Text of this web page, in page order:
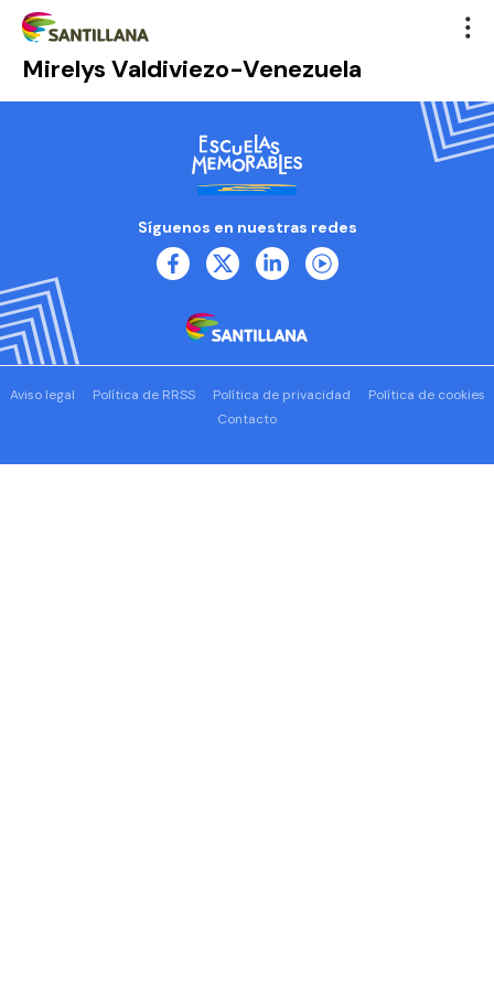
Mirelys Valdiviezo-Venezuela
Síguenos en nuestras redes
Aviso legal Política de RRSS Política de privacidad
Política de cookies
Contacto